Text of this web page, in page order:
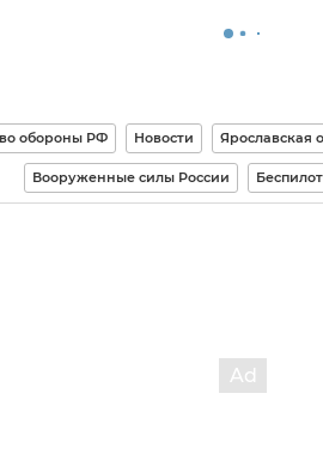
обороны РФ Новости Ярославская
Вооруженные силы России